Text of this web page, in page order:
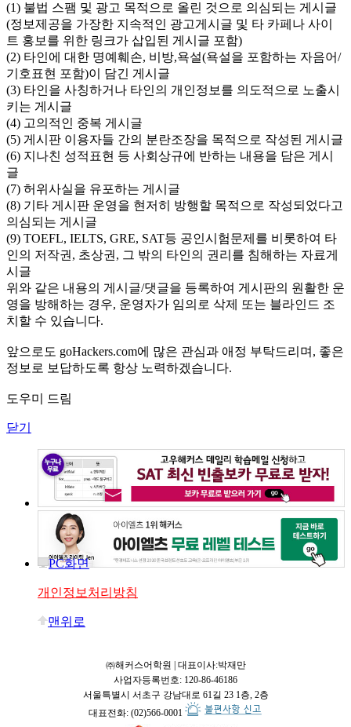
(1) 불법 스팸 및 광고 목적으로 올린 것으로 의심되는 게시글
(정보제공을 가장한 지속적인 광고게시글 및 타 카페나 사이
트 홍보를 위한 링크가 삽입된 게시글 포함)
(2) 타인에 대한 명예훼손, 비방,욕설(욕설을 포함하는 자음어/
기호표현 포함)이 담긴 게시글
(3) 타인을 사칭하거나 타인의 개인정보를 의도적으로 노출시
키는 게시글
(4) 고의적인 중복 게시글
(5) 게시판 이용자들 간의 분란조장을 목적으로 작성된 게시글
(6) 지나친 성적표현 등 사회상규에 반하는 내용을 담은 게시
글
(7) 허위사실을 유포하는 게시글
(8) 기타 게시판 운영을 현저히 방행할 목적으로 작성되었다고
의심되는 게시글
(9) TOEFL, IELTS, GRE, SAT등 공인시험문제를 비롯하여 타
인의 저작권, 초상권, 그 밖의 타인의 권리를 침해하는 자료게
시글
위와 같은 내용의 게시글/댓글을 등록하여 게시판의 원활한 운
영을 방해하는 경우, 운영자가 임의로 삭제 또는 블라인드 조
치할 수 있습니다.
앞으로도 goHackers.com에 많은 관심과 애정 부탁드리며, 좋은
정보로 보답하도록 항상 노력하겠습니다.
도우미 드림
닫기
PC화면
개인정보처리방침
맨위로
㈜해커스어학원 | 대표이사:박재만
사업자등록번호: 120-86-46186
서울특별시 서초구 강남대로 61길 23 1층, 2층
대표전화: (02)566-0001